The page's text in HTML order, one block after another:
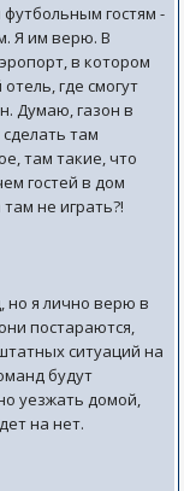
гостям -
Я им верю. В
в котором
где смогут
Думаю, газон в
там
там такие, что
гостей в дом
не играть?!
но я лично верю в
постараются,
ситуаций на
будут
уезжать домой,
на нет.